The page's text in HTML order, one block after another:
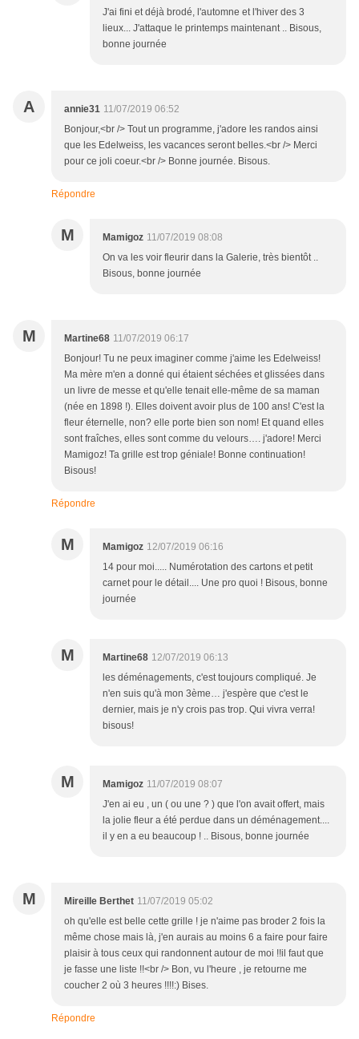
J'ai fini et déjà brodé, l'automne et l'hiver des 3
lieux... J'attaque le printemps maintenant .. Bisous,
bonne journée
A annie31 11/07/2019 06:52
Bonjour,<br /> Tout un programme, j'adore les randos ainsi
que les Edelweiss, les vacances seront belles.<br /> Merci
pour ce joli coeur.<br /> Bonne journée. Bisous.
Répondre
M Mamigoz 11/07/2019 08:08
On va les voir fleurir dans la Galerie, très bientôt ..
Bisous, bonne journée
M Martine68 11/07/2019 06:17
Bonjour! Tu ne peux imaginer comme j'aime les Edelweiss!
Ma mère m'en a donné qui étaient séchées et glissées dans
un livre de messe et qu'elle tenait elle-même de sa maman
(née en 1898 !). Elles doivent avoir plus de 100 ans! C'est la
fleur éternelle, non? elle porte bien son nom! Et quand elles
sont fraîches, elles sont comme du velours…. j'adore! Merci
Mamigoz! Ta grille est trop géniale! Bonne continuation!
Bisous!
Répondre
M Mamigoz 12/07/2019 06:16
14 pour moi..... Numérotation des cartons et petit
carnet pour le détail.... Une pro quoi ! Bisous, bonne
journée
M Martine68 12/07/2019 06:13
les déménagements, c'est toujours compliqué. Je
n'en suis qu'à mon 3ème… j'espère que c'est le
dernier, mais je n'y crois pas trop. Qui vivra verra!
bisous!
M Mamigoz 11/07/2019 08:07
J'en ai eu , un ( ou une ? ) que l'on avait offert, mais
la jolie fleur a été perdue dans un déménagement....
il y en a eu beaucoup ! .. Bisous, bonne journée
M Mireille Berthet 11/07/2019 05:02
oh qu'elle est belle cette grille ! je n'aime pas broder 2 fois la
même chose mais là, j'en aurais au moins 6 a faire pour faire
plaisir à tous ceux qui randonnent autour de moi !!il faut que
je fasse une liste !!<br /> Bon, vu l'heure , je retourne me
coucher 2 où 3 heures !!!!:) Bises.
Répondre